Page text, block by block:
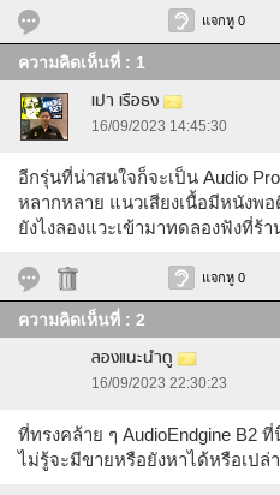
แจกหู 0
ความคิดเห็นที่ : 1
เปา เรือธง
16/09/2023 14:45:30
อีกรุ่นที่น่าสนใจก็จะเป็น Audio
หลากหลาย แนวเสียงเนื้อมีหนังพ
ยังไงลองแวะเข้ามาทดลองฟังที่ร้
แจกหู 0
ความคิดเห็นที่ : 2
ลองแนะนำดู
16/09/2023 22:30:23
ที่ทรงคล้าย ๆ AudioEndgine B2
ไม่รู้จะมีขายหรือยังหาได้หรือเปล่า